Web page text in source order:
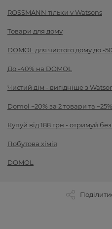
ROSSMANN тільки у Watsons
Товари для дому
DOMOL для чистого дому до -
До -40% на DOMOL
Чистий дім - вигідніше з
Domol −20% за 2 товари та
Купуй від 188 грн - отримуй
Побутова хімія
DOMOL